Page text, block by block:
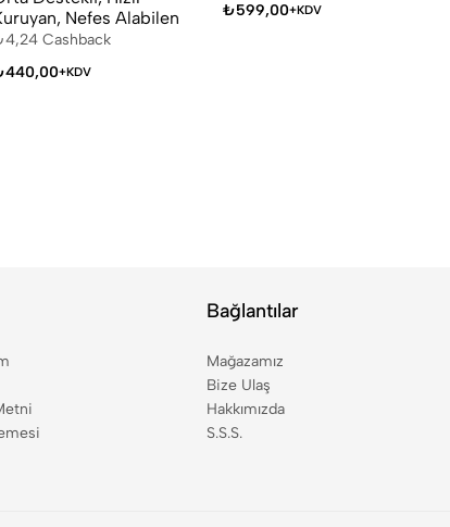
Nefes Alabilen
4,24Cashback
440,00+KDV
₺599,00+KDV
Bağlantılar
Mağazamız
Bize Ulaş
Hakkımızda
S.S.S.